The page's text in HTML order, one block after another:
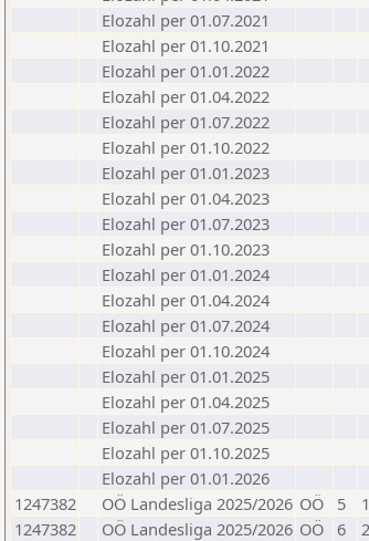
Elozahl per 01.07.2021
Elozahl per 01.10.2021
Elozahl per 01.01.2022
Elozahl per 01.04.2022
Elozahl per 01.07.2022
Elozahl per 01.10.2022
Elozahl per 01.01.2023
Elozahl per 01.04.2023
Elozahl per 01.07.2023
Elozahl per 01.10.2023
Elozahl per 01.01.2024
Elozahl per 01.04.2024
Elozahl per 01.07.2024
Elozahl per 01.10.2024
Elozahl per 01.01.2025
Elozahl per 01.04.2025
Elozahl per 01.07.2025
Elozahl per 01.10.2025
Elozahl per 01.01.2026
1247382
OÖ Landesliga 2025/2026 OÖ 5
1247382
OÖ Landesliga 2025/2026 OÖ 6